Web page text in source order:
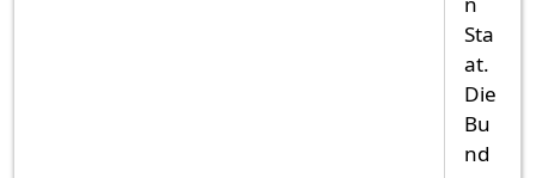
Sta
at.
Die
Bu
nd